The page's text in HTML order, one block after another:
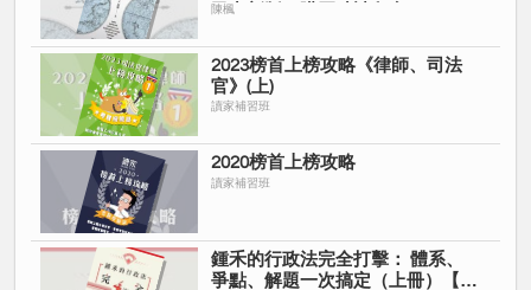
已出新版＊購買時請留意＊
陳楓
2023榜首上榜攻略《律師、司法
官》(上)
讀家補習班
2020榜首上榜攻略
讀家補習班
鍾禾的行政法完全打擊： 體系、
爭點、解題一次搞定（上冊）【電